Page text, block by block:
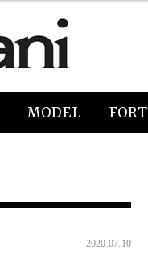
MODEL
2020.07.10